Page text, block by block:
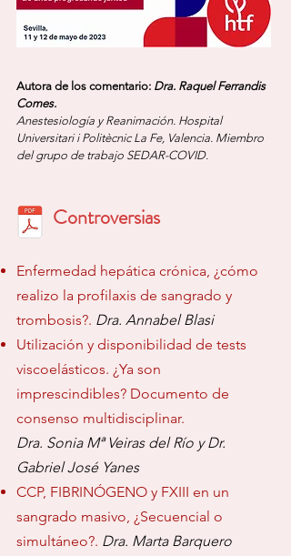
Autora de los comentario: Dra. Raquel Ferrandis
Comes.
Anestesiología y Reanimación. Hospital
Universitari i Politècnic La Fe, Valencia. Miembro
del grupo de trabajo SEDAR-COVID.
Controversias
Enfermedad hepática crónica, ¿cómo
realizo la profilaxis de sangrado y
trombosis?. Dra. Annabel Blasi
Utilización y disponibilidad de tests
viscoelásticos. ¿Ya son
imprescindibles? Documento de
consenso multidisciplinar.
Dra. Sonia Mª Veiras del Río y Dr.
Gabriel José Yanes
CCP, FIBRINÓGENO y FXIII en un
sangrado masivo, ¿Secuencial o
simultáneo?. Dra. Marta Barquero